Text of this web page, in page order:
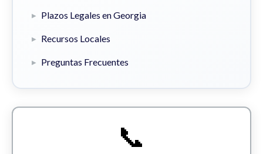
Plazos Legales en Georgia
Recursos Locales
Preguntas Frecuentes
📞